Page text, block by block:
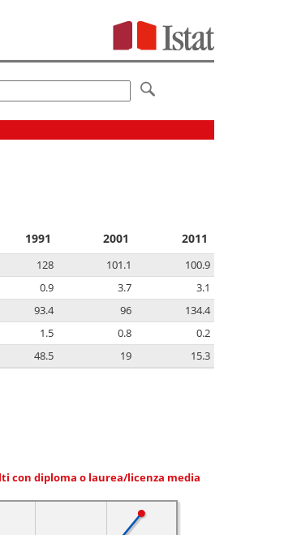
1991 2001 2011
128 101.1
100.9
0.9 3.7
3.1
93.4 96
134.4
1.5 0.8
0.2
48.5 19 15.3
con diploma o laurea/licenza media